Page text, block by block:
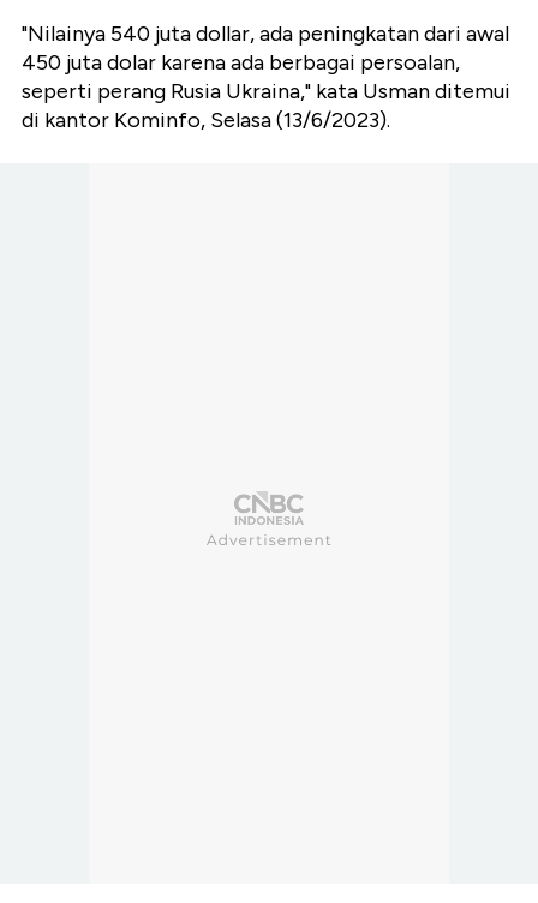
"Nilainya 540 juta dollar, ada peningkatan dari awal
450 juta dolar karena ada berbagai persoalan,
seperti perang Rusia Ukraina," kata Usman ditemui
di kantor Kominfo, Selasa (13/6/2023).